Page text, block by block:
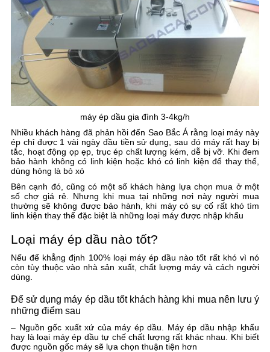
máy ép dầu gia đình 3-4kg/h
Nhiều khách hàng đã phản hồi đến Sao Bắc Á rằng loại máy này
ép chỉ được 1 vài ngày đầu tiền sử dụng, sau đó máy rất hay bị
tắc, hoạt động ọp ẹp, trục ép chất lượng kém, dễ bị vỡ. Khi đem
bảo hành không có linh kiện hoặc khó có linh kiện để thay thế,
dùng hỏng là bỏ xó
Bên cạnh đó, cũng có một số khách hàng lựa chọn mua ở một
số chợ giá rẻ. Nhưng khi mua tại những nơi này người mua
thường sẽ không được bảo hành, khi máy có sự cố rất khó tìm
linh kiện thay thế đặc biệt là những loại máy được nhập khẩu
Loại máy ép dầu nào tốt?
Nếu để khẳng định 100% loại máy ép dầu nào tốt rất khó vì nó
còn tùy thuộc vào nhà sản xuất, chất lượng máy và cách người
dùng.
Để sử dụng máy ép dầu tốt khách hàng khi mua nên lưu ý
những điểm sau
– Nguồn gốc xuất xứ của máy ép dầu. Máy ép dầu nhập khẩu
hay là loại máy ép dầu tự chế chất lượng rất khác nhau. Khi biết
được nguồn gốc máy sẽ lựa chọn thuận tiện hơn